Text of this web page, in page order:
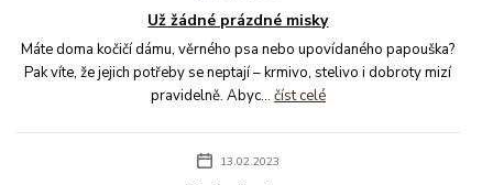
Už žádné prázdné misky
Máte doma kočičí dámu, věrného psa nebo upovídaného papouška?
Pak víte, že jejich potřeby se neptají – krmivo, stelivo i dobroty mizí
pravidelně. Abyc... číst celé
13.02.2023